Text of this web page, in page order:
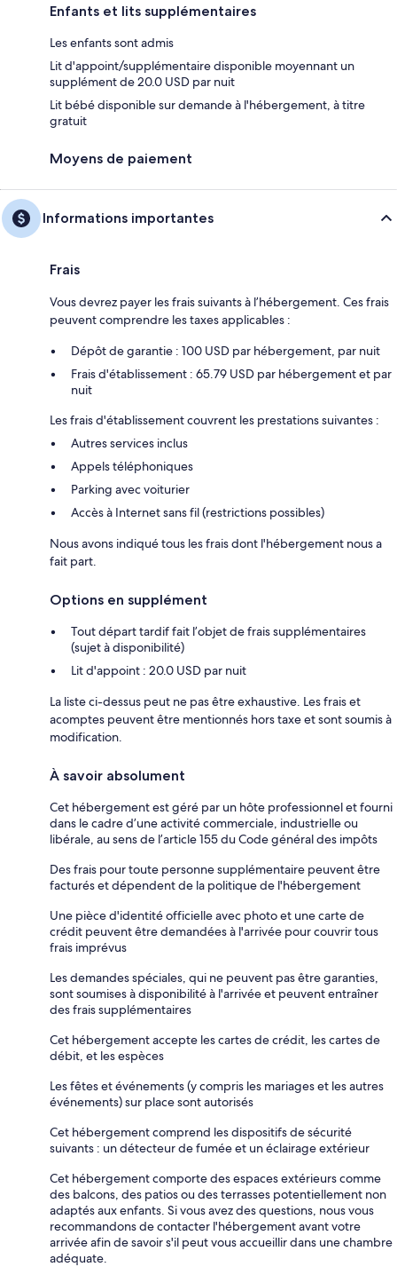
Enfants et lits supplémentaires
Les enfants sont admis
Lit d'appoint/supplémentaire disponible moyennant un
supplément de 20.0 USD par nuit
Lit bébé disponible sur demande à l'hébergement, à titre
gratuit
Moyens de paiement
Informations importantes
Frais
Vous devrez payer les frais suivants à l’hébergement. Ces frais
peuvent comprendre les taxes applicables :
Dépôt de garantie : 100 USD par hébergement, par nuit
Frais d'établissement : 65.79 USD par hébergement et par
nuit
Les frais d'établissement couvrent les prestations suivantes :
Autres services inclus
Appels téléphoniques
Parking avec voiturier
Accès à Internet sans fil (restrictions possibles)
Nous avons indiqué tous les frais dont l'hébergement nous a
fait part.
Options en supplément
Tout départ tardif fait l’objet de frais supplémentaires
(sujet à disponibilité)
Lit d'appoint : 20.0 USD par nuit
La liste ci-dessus peut ne pas être exhaustive. Les frais et
acomptes peuvent être mentionnés hors taxe et sont soumis à
modification.
À savoir absolument
Cet hébergement est géré par un hôte professionnel et fourni
dans le cadre d’une activité commerciale, industrielle ou
libérale, au sens de l’article 155 du Code général des impôts
Des frais pour toute personne supplémentaire peuvent être
facturés et dépendent de la politique de l'hébergement
Une pièce d'identité officielle avec photo et une carte de
crédit peuvent être demandées à l'arrivée pour couvrir tous
frais imprévus
Les demandes spéciales, qui ne peuvent pas être garanties,
sont soumises à disponibilité à l'arrivée et peuvent entraîner
des frais supplémentaires
Cet hébergement accepte les cartes de crédit, les cartes de
débit, et les espèces
Les fêtes et événements (y compris les mariages et les autres
événements) sur place sont autorisés
Cet hébergement comprend les dispositifs de sécurité
suivants : un détecteur de fumée et un éclairage extérieur
Cet hébergement comporte des espaces extérieurs comme
des balcons, des patios ou des terrasses potentiellement non
adaptés aux enfants. Si vous avez des questions, nous vous
recommandons de contacter l'hébergement avant votre
arrivée afin de savoir s'il peut vous accueillir dans une chambre
adéquate.